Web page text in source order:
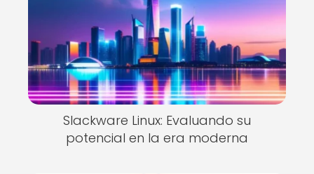
Slackware Linux: Evaluando su
potencial en la era moderna